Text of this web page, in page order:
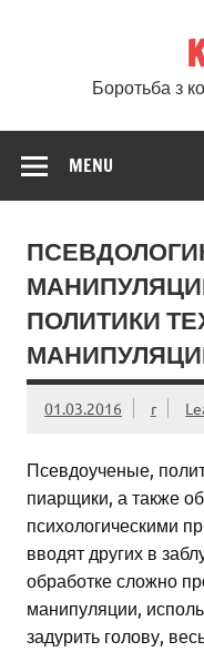
Боротьба з
MENU
ПОЛИТИКИ
01.03.2016 r
Псевдоученые,
пиарщики, а также
психологическими
вводят других в
обработке сложно
манипуляции,
задурить голову,